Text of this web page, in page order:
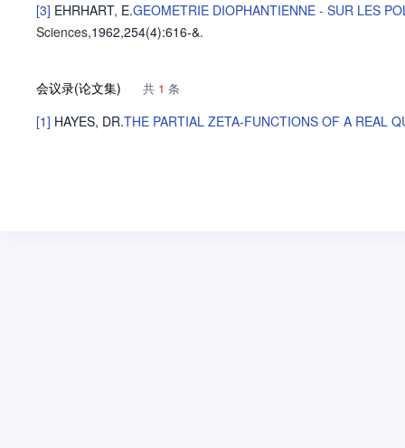
[3] EHRHART, E.GEOMETRIE DIOPHANTIENNE - SUR LES
Sciences,1962,254(4):616-&.
会议录(论文集) 共 1 条
[1] HAYES, DR.THE PARTIAL ZETA-FUNCTIONS OF A REAL